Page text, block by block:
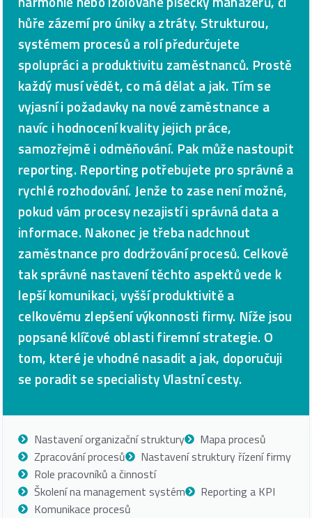
hůře zázemí pro úniky a ztráty. Strukturou,
systémem procesů a rolí předurčujete
spolupráci a produktivitu zaměstnanců. Prostě
každý musí vědět, co má dělat a jak. Tím se
vyjasní i požadavky na nové zaměstnance a
navíc i hodnocení kvality jejich práce,
samozřejmě i odměňování. Pak může nastoupit
reporting. Reporting potřebujete pro správné a
rychlé rozhodování. Jenže to zase není možné,
pokud vám procesy nezajistí i správná data a
informace. Nakonec je třeba nadchnout
zaměstnance pro dodržování procesů. Celkově
tak správné nastavení těchto aspektů vede k
lepší komunikaci, vyšší produktivitě a
celkovému zlepšení výkonnosti firmy. Níže jsou
popsané klíčové oblasti firemní strategie. O
tom, které je vhodné nasadit a jak, doporučuji
se poradit se specialisty Vlastní cesty.
Nastavení organizační struktury
Mapa procesů
Zpracování procesů
Nastavení struktury řízení firmy
Role pracovníků a činností
Školení na management systém
Reporting a KPI
Komunikace procesů